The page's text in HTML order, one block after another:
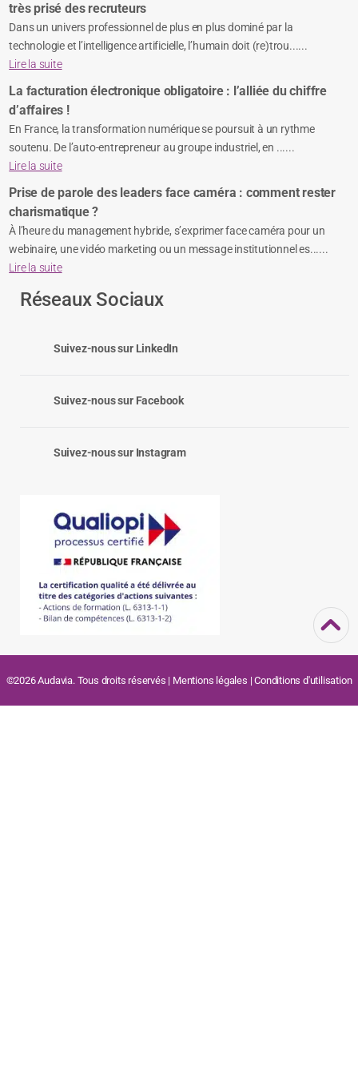
très prisé des recruteurs
Dans un univers professionnel de plus en plus dominé par la
technologie et l’intelligence artificielle, l’humain doit (re)trou......
Lire la suite
La facturation électronique obligatoire : l’alliée du chiffre
d’affaires !
En France, la transformation numérique se poursuit à un rythme
soutenu. De l’auto-entrepreneur au groupe industriel, en ......
Lire la suite
Prise de parole des leaders face caméra : comment rester
charismatique ?
À l’heure du management hybride, s’exprimer face caméra pour un
webinaire, une vidéo marketing ou un message institutionnel es......
Lire la suite
Réseaux Sociaux
Suivez-nous sur LinkedIn
Suivez-nous sur Facebook
Suivez-nous sur Instagram
©2026 Audavia. Tous droits réservés | Mentions légales |Conditions d'utilisation